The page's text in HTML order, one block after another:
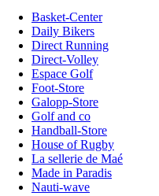
Basket-Center
Daily Bikers
Direct Running
Direct-Volley
Espace Golf
Foot-Store
Galopp-Store
Golf and co
Handball-Store
House of Rugby
La sellerie de Maé
Made in Paradis
Nauti-wave